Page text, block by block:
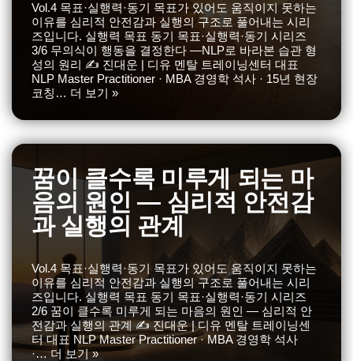
Vol.4 목표·실행력·동기 목표가 있어도 움직이지 못하는
이유를 심리적 안전감과 실행의 구조로 풀어내는 시리
즈입니다. 실행력 목표 동기 목표·실행력·동기 시리즈
3/6 무의식이 행동을 결정한다 —NLP로 바라본 습관 형
성의 원리 ✍️ 진대운 | 디유 멘탈 트레이닝센터 대표
NLP Master Practitioner · MBA 경영학 석사 · 15년 현장
코칭… 더 보기 »
꿈이 클수록 미루게 되는 마
음의 원인 — 심리적 안전감
과 실행의 관계
Vol.4 목표·실행력·동기 목표가 있어도 움직이지 못하는
이유를 심리적 안전감과 실행의 구조로 풀어내는 시리
즈입니다. 실행력 목표 동기 목표·실행력·동기 시리즈
2/6 꿈이 클수록 미루게 되는 마음의 원인 — 심리적 안
전감과 실행의 관계 ✍️ 진대운 | 디유 멘탈 트레이닝센
터 대표 NLP Master Practitioner · MBA 경영학 석사
·…더 보기 »